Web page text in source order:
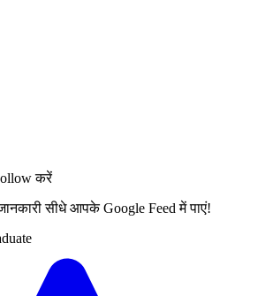
करें
सीधे आपके Google Feed में पाएं!